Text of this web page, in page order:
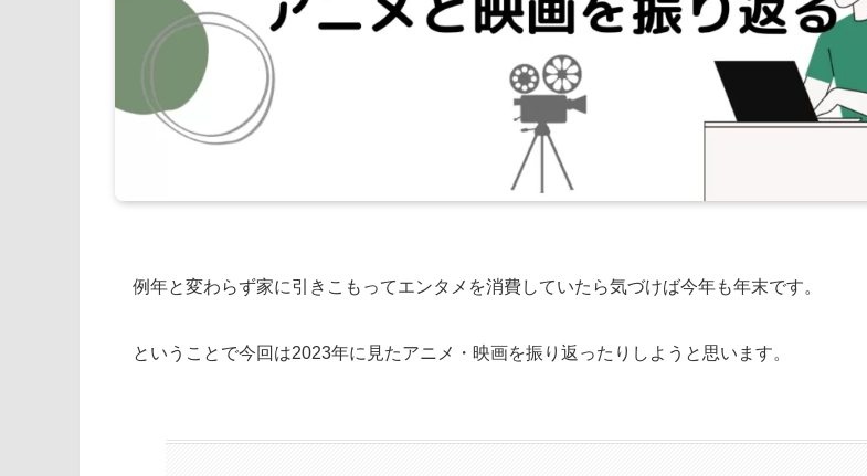
例年と変わらず家に引きこもってエンタメを消費していたら気づけば今年も年末です。
ということで今回は2023年に見たアニメ・映画を振り返ったりしようと思います。